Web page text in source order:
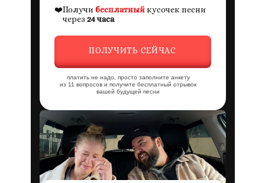
❤️Получи бесплатныйкусочек песни
через 24 часа
ПОЛУЧИТЬ СЕЙЧАС
платить не надо, просто заполните анкету
из 11 вопросов и получите бесплатный отрывок
вашей будущей песни